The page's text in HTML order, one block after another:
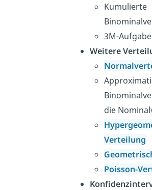
Kumulierte
3M-
Weitere
die
Verteilung
Poisson-